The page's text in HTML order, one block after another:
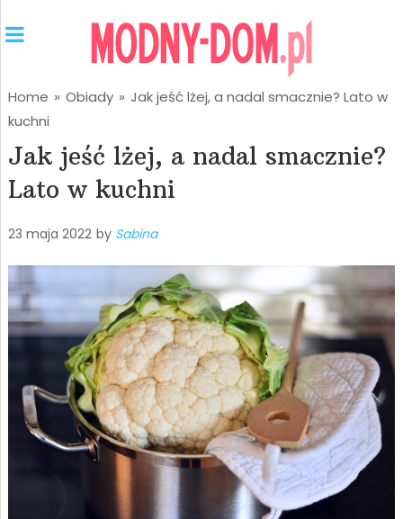
Home » Obiady » Jak jeść lżej, a nadal smacznie? Lato w
kuchni
Jak jeść lżej, a nadal smacznie?
Lato w kuchni
23 maja 2022 by Sabina